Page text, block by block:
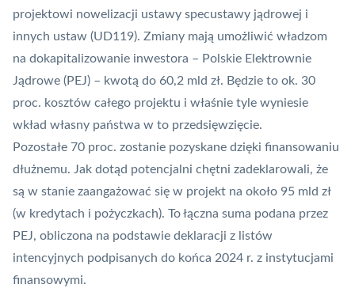
projektowi nowelizacji ustawy specustawy jądrowej i
innych ustaw (UD119). Zmiany mają umożliwić władzom
na dokapitalizowanie inwestora – Polskie Elektrownie
Jądrowe (PEJ) – kwotą do 60,2 mld zł. Będzie to ok. 30
proc. kosztów całego projektu i właśnie tyle wyniesie
wkład własny państwa w to przedsięwzięcie.
Pozostałe 70 proc. zostanie pozyskane dzięki finansowaniu
dłużnemu. Jak dotąd potencjalni chętni zadeklarowali, że
są w stanie zaangażować się w projekt na około 95 mld zł
(w kredytach i pożyczkach). To łączna suma podana przez
PEJ, obliczona na podstawie deklaracji z listów
intencyjnych podpisanych do końca 2024 r. z instytucjami
finansowymi.